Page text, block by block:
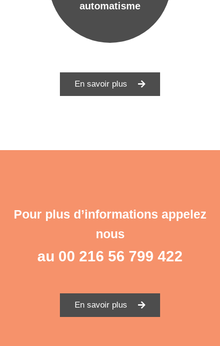
automatisme
En savoir plus
Pour plus d’informations appelez
nous
au 00 216 56 799 422
En savoir plus